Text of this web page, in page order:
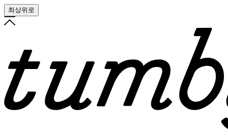
최상위로